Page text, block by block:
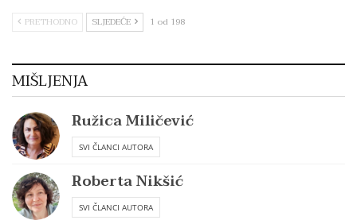
PRETHODNO SLJEDEĆE 1 od 198
MIŠLJENJA
Ružica Miličević
SVI ČLANCI AUTORA
Roberta Nikšić
SVI ČLANCI AUTORA